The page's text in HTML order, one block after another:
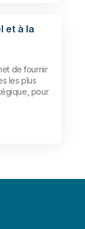
et à la
de fournir
les plus
pour